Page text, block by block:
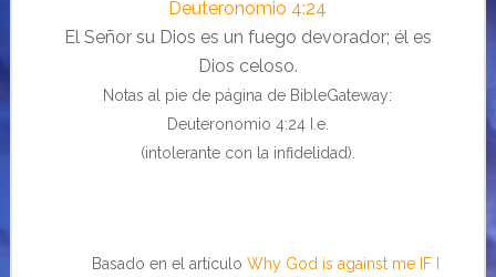
Deuteronomio 4:24
El Señor su Dios es un fuego devorador; él es
Dios celoso.
Notas al pie de página de BibleGateway:
Deuteronomio 4:24 I.e.
(intolerante con la infidelidad).
Basado en el artículoWhy God is against me IF I